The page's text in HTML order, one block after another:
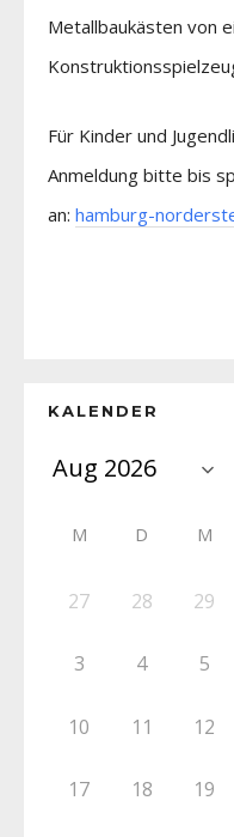
Metallbaukästen von
Für Kinder und
Anmeldung bitte bis
an: hamburg-
KALENDER
M D M
27 28 29
3 4 5
10 11 12
17 18 19